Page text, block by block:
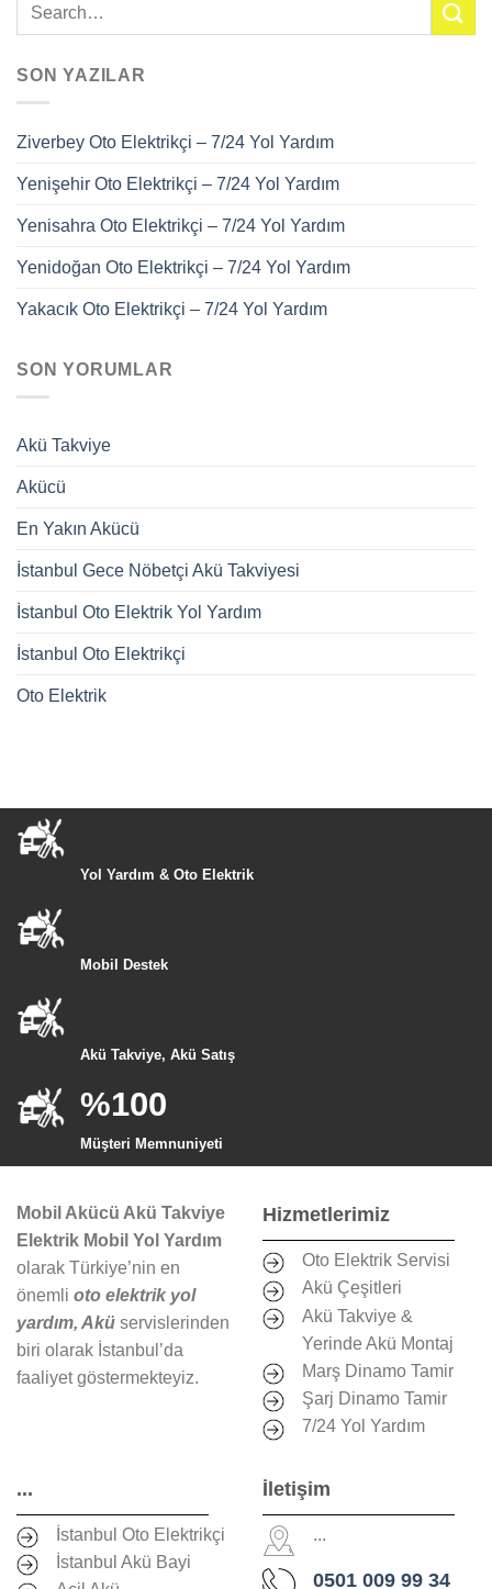
SON YAZILAR
Ziverbey Oto Elektrikçi – 7/24 Yol Yardım
Yenişehir Oto Elektrikçi – 7/24 Yol Yardım
Yenisahra Oto Elektrikçi – 7/24 Yol Yardım
Yenidoğan Oto Elektrikçi – 7/24 Yol Yardım
Yakacık Oto Elektrikçi – 7/24 Yol Yardım
SON YORUMLAR
Akü Takviye
Akücü
En Yakın Akücü
İstanbul Gece Nöbetçi Akü Takviyesi
İstanbul Oto Elektrik Yol Yardım
İstanbul Oto Elektrikçi
Oto Elektrik
Yol Yardım & Oto Elektrik
Mobil Destek
Akü Takviye, Akü Satış
%100
Müşteri Memnuniyeti
Mobil Akücü Akü Takviye
Elektrik Mobil Yol Yardım
olarak Türkiye’nin en
önemli oto elektrik yol
yardım, Akü servislerinden
biri olarak İstanbul’da
faaliyet göstermekteyiz.
Hizmetlerimiz
Oto Elektrik Servisi
Akü Çeşitleri
Akü Takviye &
Yerinde Akü Montaj
Marş Dinamo Tamir
Şarj Dinamo Tamir
7/24 Yol Yardım
...
İstanbul Oto Elektrikçi
İstanbul Akü Bayi
İletişim
...
0501 009 99 34